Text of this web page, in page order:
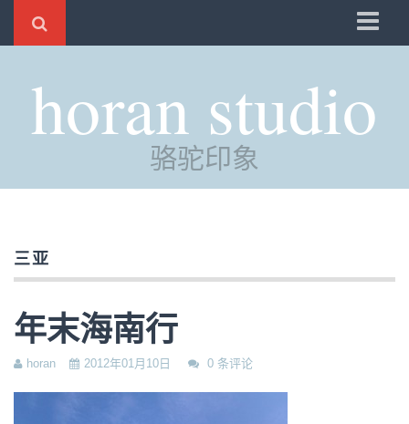
时光
评分
管理
horan studio
骆驼印象
三亚
年末海南行
horan 2012年01月10日 0 条评论